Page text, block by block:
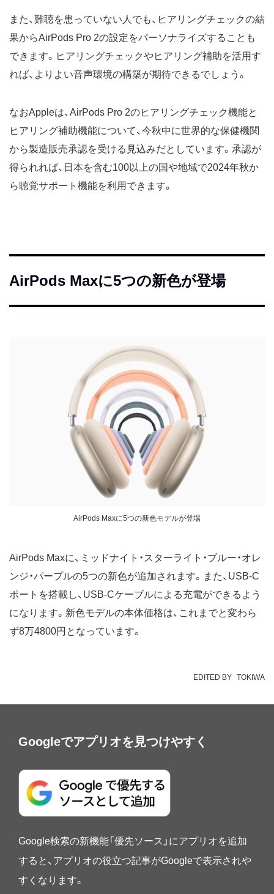
また、難聴を患っていない人でも、ヒアリングチェックの結
果からAirPods Pro 2の設定をパーソナライズすることも
できます。ヒアリングチェックやヒアリング補助を活用す
れば、よりよい音声環境の構築が期待できるでしょう。
なおAppleは、AirPods Pro 2のヒアリングチェック機能と
ヒアリング補助機能について、今秋中に世界的な保健機関
から製造販売承認を受ける見込みだとしています。承認が
得られれば、日本を含む100以上の国や地域で2024年秋か
ら聴覚サポート機能を利用できます。
AirPods Maxに5つの新色が登場
AirPods Maxに5つの新色モデルが登場
AirPods Maxに、ミッドナイト・スターライト・ブルー・オレ
ンジ・パープルの5つの新色が追加されます。また、USB-C
ポートを搭載し、USB-Cケーブルによる充電ができるよう
になります。新色モデルの本体価格は、これまでと変わら
ず8万4800円となっています。
EDITED BY TOKIWA
Googleでアプリオを見つけやすく
Google検索の新機能「優先ソース」にアプリオを追加
すると、アプリオの役立つ記事がGoogleで表示されや
すくなります。